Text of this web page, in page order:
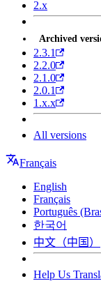
2.x
Archived
2.3.1
2.2.0
2.1.0
2.0.1
1.x.x
All versions
Français
English
Français
Português
한국어
中文（中国）
Help Us